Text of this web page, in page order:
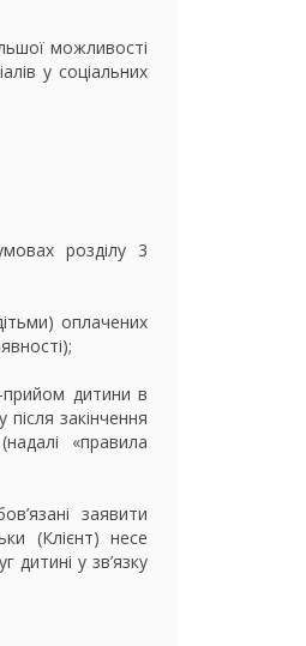
можливості
у соціальних
розділу 3
оплачених
прийом дитини в
закінчення
«правила
заявити
(Клієнт) несе
дитині у зв’язку